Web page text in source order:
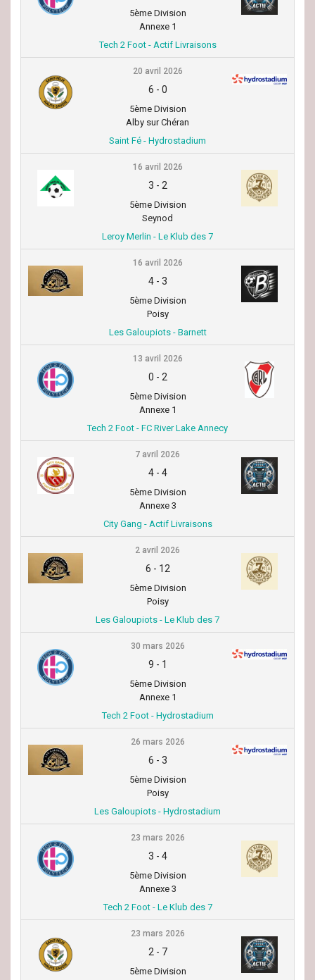
5ème Division
Annexe 1
Tech 2 Foot - Actif Livraisons
20 avril 2026
6 - 0
5ème Division
Alby sur Chéran
Saint Fé - Hydrostadium
16 avril 2026
3 - 2
5ème Division
Seynod
Leroy Merlin - Le Klub des 7
16 avril 2026
4- 3
5ème Division
Poisy
Les Galoupiots - Barnett
13 avril 2026
0 - 2
5ème Division
Annexe 1
Tech 2 Foot - FC River Lake Annecy
7 avril 2026
4- 4
5ème Division
Annexe 3
City Gang - Actif Livraisons
2 avril 2026
6 - 12
5ème Division
Poisy
Les Galoupiots - Le Klub des 7
30 mars 2026
9 - 1
5ème Division
Annexe 1
Tech 2 Foot - Hydrostadium
26 mars 2026
6 - 3
5ème Division
Poisy
Les Galoupiots - Hydrostadium
23 mars 2026
3 - 4
5ème Division
Annexe 3
Tech 2 Foot - Le Klub des 7
23 mars 2026
2 - 7
5ème Division